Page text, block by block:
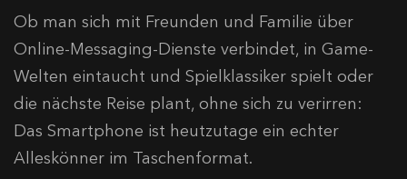
Ob man sich mit Freunden und Familie über
Online-Messaging-Dienste verbindet, in Game-
Welten eintaucht und Spielklassiker spielt oder
die nächste Reise plant, ohne sich zu verirren:
Das Smartphone ist heutzutage ein echter
Alleskönner im Taschenformat.